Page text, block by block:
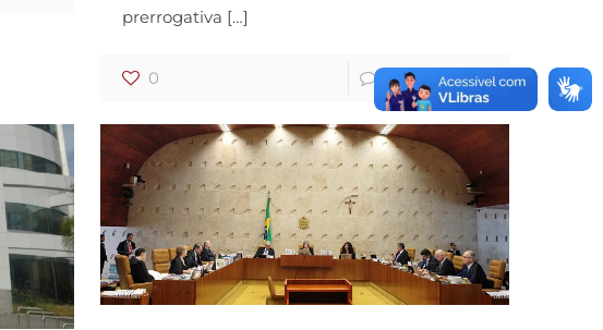
prerrogativa […]
0 0 Ler mais